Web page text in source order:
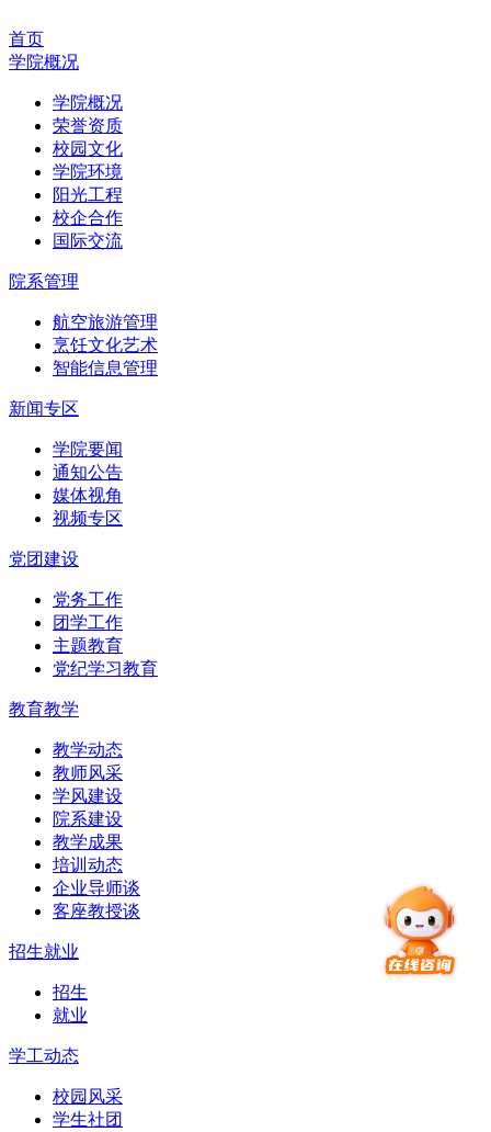
首页
学院概况
学院概况
荣誉资质
校园文化
学院环境
阳光工程
校企合作
国际交流
院系管理
航空旅游管理
烹饪文化艺术
智能信息管理
新闻专区
学院要闻
通知公告
媒体视角
视频专区
党团建设
党务工作
团学工作
主题教育
党纪学习教育
教育教学
教学动态
教师风采
学风建设
院系建设
教学成果
培训动态
企业导师谈
客座教授谈
招生就业
招生
就业
学工动态
校园风采
学生社团